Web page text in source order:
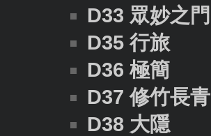
D33 眾妙之門
D35 行旅
D36 極簡
D37 修竹長青
D38 大隱